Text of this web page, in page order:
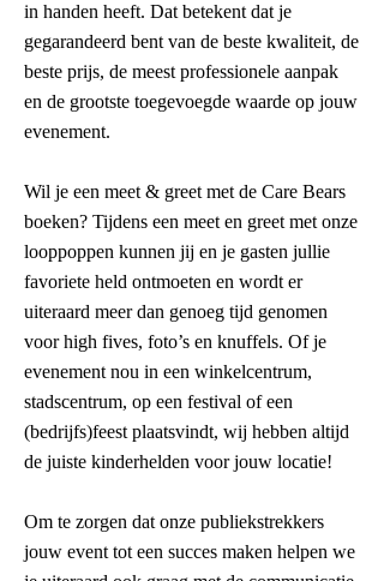
in handen heeft. Dat betekent dat je
gegarandeerd bent van de beste kwaliteit, de
beste prijs, de meest professionele aanpak
en de grootste toegevoegde waarde op jouw
evenement.
Wil je een meet & greet met de Care Bears
boeken? Tijdens een meet en greet met onze
looppoppen kunnen jij en je gasten jullie
favoriete held ontmoeten en wordt er
uiteraard meer dan genoeg tijd genomen
voor high fives, foto’s en knuffels. Of je
evenement nou in een winkelcentrum,
stadscentrum, op een festival of een
(bedrijfs)feest plaatsvindt, wij hebben altijd
de juiste kinderhelden voor jouw locatie!
Om te zorgen dat onze publiekstrekkers
jouw event tot een succes maken helpen we